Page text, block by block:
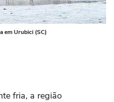
em Urubici (SC)
fria, a região